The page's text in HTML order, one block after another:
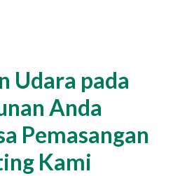
Udara pada
Anda
Pemasangan
Kami